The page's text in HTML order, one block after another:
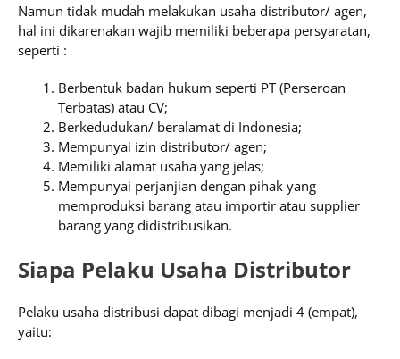
Namun tidak mudah melakukan usaha distributor/ agen,
hal ini dikarenakan wajib memiliki beberapa persyaratan,
seperti :
Berbentuk badan hukum seperti PT (Perseroan
Terbatas) atau CV;
Berkedudukan/ beralamat di Indonesia;
Mempunyai izin distributor/ agen;
Memiliki alamat usaha yang jelas;
Mempunyai perjanjian dengan pihak yang
memproduksi barang atau importir atau supplier
barang yang didistribusikan.
Siapa Pelaku Usaha Distributor
Pelaku usaha distribusi dapat dibagi menjadi 4 (empat),
yaitu: